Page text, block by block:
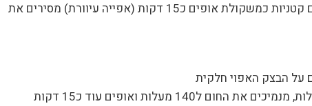
שמים נייר אפיה על הבצק ומפזרים קטניות כמשקולת אופים כ15 דקות (אפייה עיוורת) מסירים את
על הבצק האפוי חלקית